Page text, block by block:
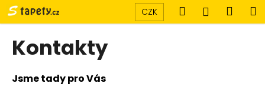
Přejít
na
obsah
CZK Hledat
Kontakty
Jsme tady pro Vás
o
o